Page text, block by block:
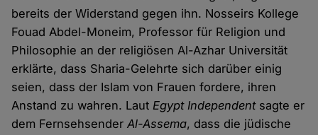
bereits der Widerstand gegen ihn. Nosseirs Kollege
Fouad Abdel-Moneim, Professor für Religion und
Philosophie an der religiösen Al-Azhar Universität
erklärte, dass Sharia-Gelehrte sich darüber einig
seien, dass der Islam von Frauen fordere, ihren
Anstand zu wahren. LautEgypt Independentsagte er
dem FernsehsenderAl-Assema, dass die jüdische